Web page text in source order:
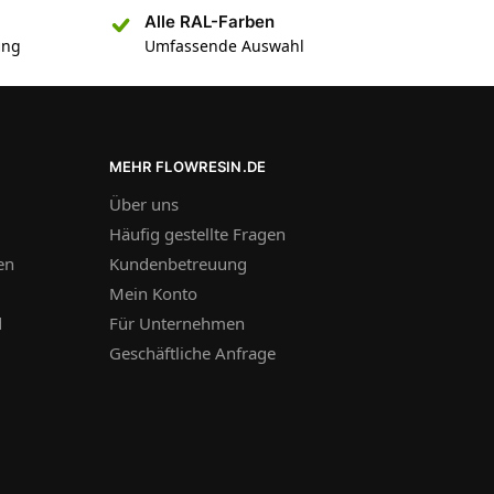
Alle RAL-Farben
Umfassende Auswahl
MEHR FLOWRESIN.DE
Über uns
Häufig gestellte Fragen
Kundenbetreuung
Mein Konto
Für Unternehmen
Geschäftliche Anfrage